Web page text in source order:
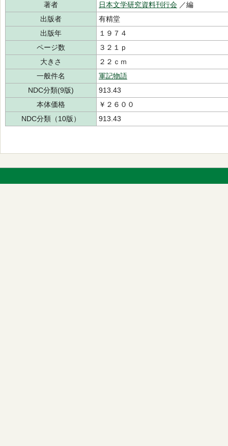
著者
日本文学研究資料刊行会 ／編
出版者
有精堂
出版年
１９７４
ページ数
３２１ｐ
大きさ
２２ｃｍ
一般件名
軍記物語
NDC分類(9版)
913.43
本体価格
￥２６００
NDC分類（10版）
913.43